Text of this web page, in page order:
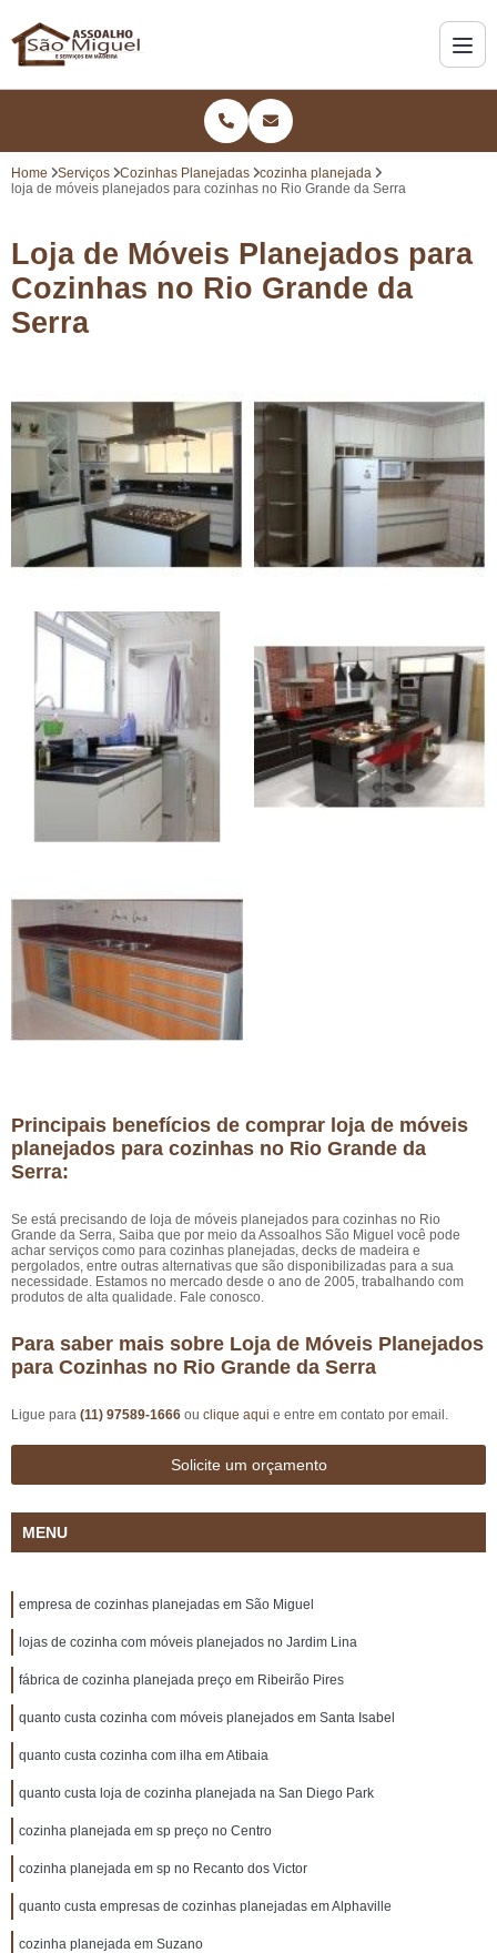
Home Serviços Cozinhas Planejadas
cozinha planejada
loja de móveis planejados para cozinhas no Rio Grande da Serra
Loja de Móveis Planejados para
Cozinhas no Rio Grande da
Serra
Principais benefícios de comprar loja de móveis
planejados para cozinhas no Rio Grande da
Serra:
Se está precisando de loja de móveis planejados para cozinhas no Rio
Grande da Serra, Saiba que por meio da Assoalhos São Miguel você pode
achar serviços como para cozinhas planejadas, decks de madeira e
pergolados, entre outras alternativas que são disponibilizadas para a sua
necessidade. Estamos no mercado desde o ano de 2005, trabalhando com
produtos de alta qualidade. Fale conosco.
Para saber mais sobre Loja de Móveis Planejados
para Cozinhas no Rio Grande da Serra
Ligue para (11) 97589-1666 ou clique aqui e entre em contato por email.
Solicite um orçamento
MENU
empresa de cozinhas planejadas em São Miguel
lojas de cozinha com móveis planejados no Jardim Lina
fábrica de cozinha planejada preço em Ribeirão Pires
quanto custa cozinha com móveis planejados em Santa Isabel
quanto custa cozinha com ilha em Atibaia
quanto custa loja de cozinha planejada na San Diego Park
cozinha planejada em sp preço no Centro
cozinha planejada em sp no Recanto dos Victor
quanto custa empresas de cozinhas planejadas em Alphaville
cozinha planejada em Suzano